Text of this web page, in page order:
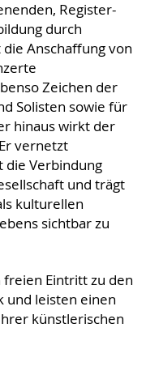
Register-
durch
Anschaffung von
Zeichen der
Solisten sowie für
hinaus wirkt der
vernetzt
die Verbindung
und trägt
kulturellen
sichtbar zu
Eintritt zu den
und leisten einen
künstlerischen